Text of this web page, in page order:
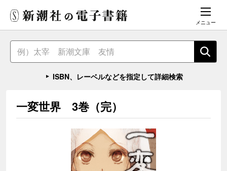
メニュー
ISBN、レーベルなどを指定して詳細検索
一変世界 3巻（完）